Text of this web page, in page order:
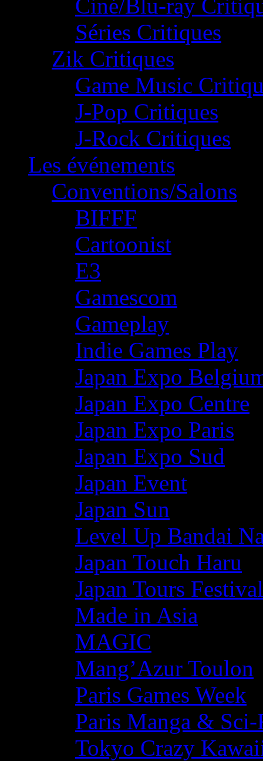
Ciné/Blu-ray
Séries Critiques
Zik Critiques
Game Music
J-Pop Critiques
J-Rock Critiques
Les événements
Conventions/Salons
BIFFF
Cartoonist
E3
Gamescom
Gameplay
Indie Games Play
Japan Expo
Japan Expo Centre
Japan Expo Paris
Japan Expo Sud
Japan Event
Japan Sun
Level Up Bandai
Japan Touch Haru
Japan Tours Festival
Made in Asia
MAGIC
Mang’Azur Toulon
Paris Games Week
Paris Manga &
Tokyo Crazy